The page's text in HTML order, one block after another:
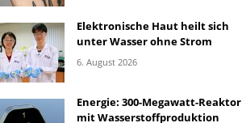
Elektronische Haut heilt sich
unter Wasser ohne Strom
6. August 2026
Energie: 300-Megawatt-Reaktor
mit Wasserstoffproduktion